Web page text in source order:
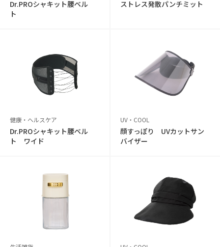
Dr.PROシャキット腰ベル
ト
ストレス発散パンチミット
健康・ヘルスケア
Dr.PROシャキット腰ベル
ト ワイド
UV・COOL
顔すっぽり UVカットサン
バイザー